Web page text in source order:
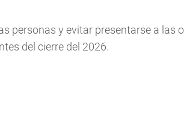
personas y evitar presentarse a las
del cierre del 2026.